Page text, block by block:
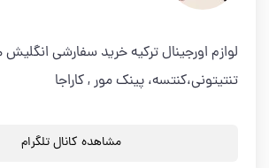
لوازم اورجينال تركيه خريد سفارشي انگليش
تنتيتوني،كنتسه، پينك مور , كاراجا
مشاهده کانال تلگرام